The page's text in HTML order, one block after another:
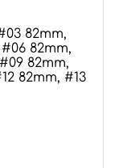
82mm,
82mm,
82mm,
82mm, #13